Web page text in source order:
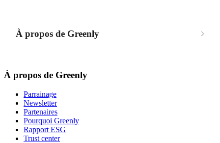
À propos de Greenly
À propos de Greenly
Parrainage
Newsletter
Partenaires
Pourquoi Greenly
Rapport ESG
Trust center